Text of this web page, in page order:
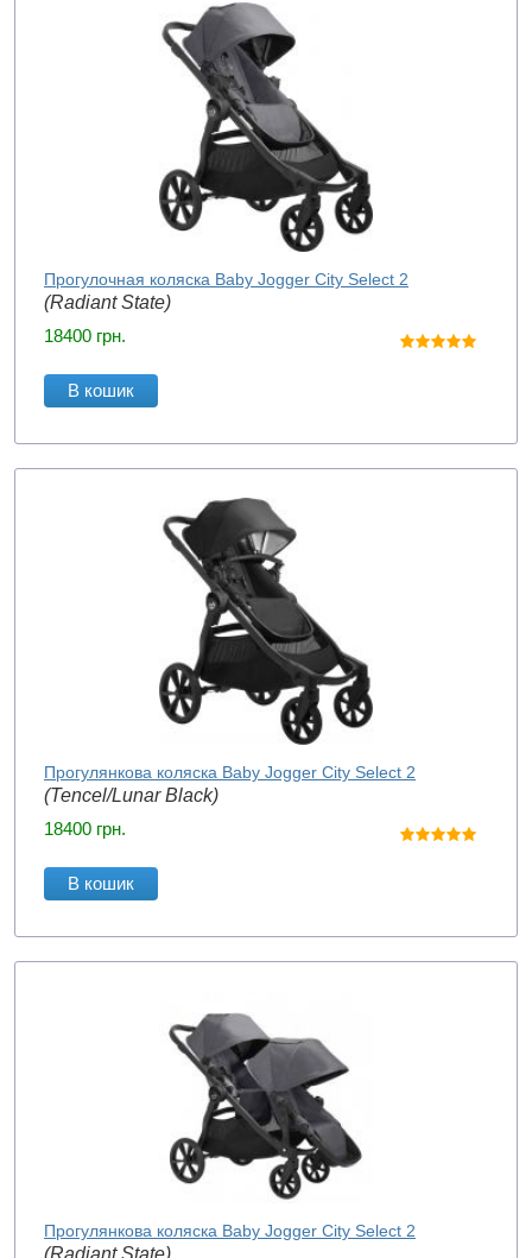
Прогулочная коляска Baby Jogger City Select 2
(Radiant State)
18400 грн.
В кошик
Прогулянкова коляска Baby Jogger City Select 2
(Tencel/Lunar Black)
18400 грн.
В кошик
Прогулянкова коляска Baby Jogger City Select 2
(Radiant State)